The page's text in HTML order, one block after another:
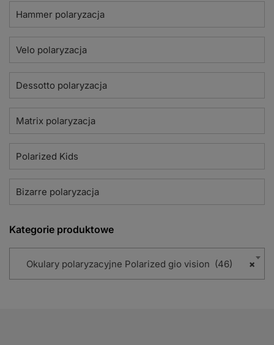
Hammer polaryzacja
Velo polaryzacja
Dessotto polaryzacja
Matrix polaryzacja
Polarized Kids
Bizarre polaryzacja
Kategorie produktowe
×
Okulary polaryzacyjne Polarized gio vision (46)